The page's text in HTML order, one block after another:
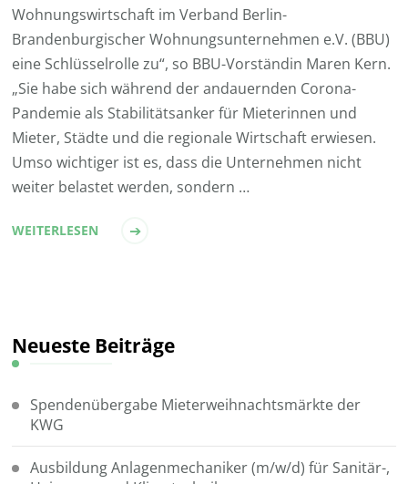
Wohnungswirtschaft im Verband Berlin-
Brandenburgischer Wohnungsunternehmen e.V. (BBU)
eine Schlüsselrolle zu“, so BBU-Vorständin Maren Kern.
„Sie habe sich während der andauernden Corona-
Pandemie als Stabilitätsanker für Mieterinnen und
Mieter, Städte und die regionale Wirtschaft erwiesen.
Umso wichtiger ist es, dass die Unternehmen nicht
weiter belastet werden, sondern …
WEITERLESEN
Neueste Beiträge
Spendenübergabe Mieterweihnachtsmärkte der
KWG
Ausbildung Anlagenmechaniker (m/w/d) für Sanitär-,